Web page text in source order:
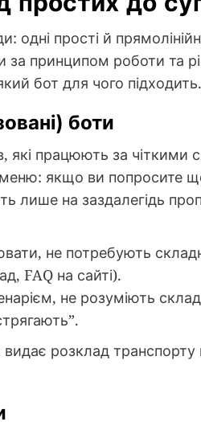
одні прості й
за принципом роботи та
бот для чого підходить.
боти
працюють за чіткими
якщо ви попросите
лише на заздалегідь
не потребують
FAQ на сайті).
не розуміють
розклад транспорту